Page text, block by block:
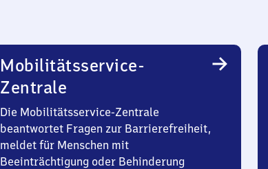
Mobilitätsservice-
Zentrale
Die Mobilitätsservice-Zentrale
beantwortet Fragen zur Barrierefreiheit,
meldet für Menschen mit
Beeinträchtigung oder Behinderung